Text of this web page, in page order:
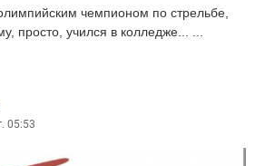
чемпионом по стрельбе,
просто, учился в колледже... ...
05:53